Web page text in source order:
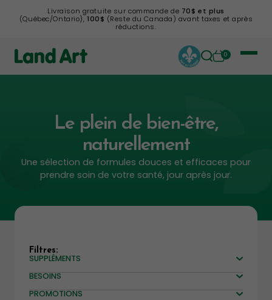
Livraison gratuite sur commande de 70$ et plus
(Québec/Ontario), 100$ (Reste du Canada) avant taxes et après
réductions.
0
Le plein de bien-être,
naturellement
Une sélection de formules douces et efficaces pour
prendre soin de votre santé, jour après jour.
Filtres:
SUPPLÉMENTS
BESOINS
PROMOTIONS